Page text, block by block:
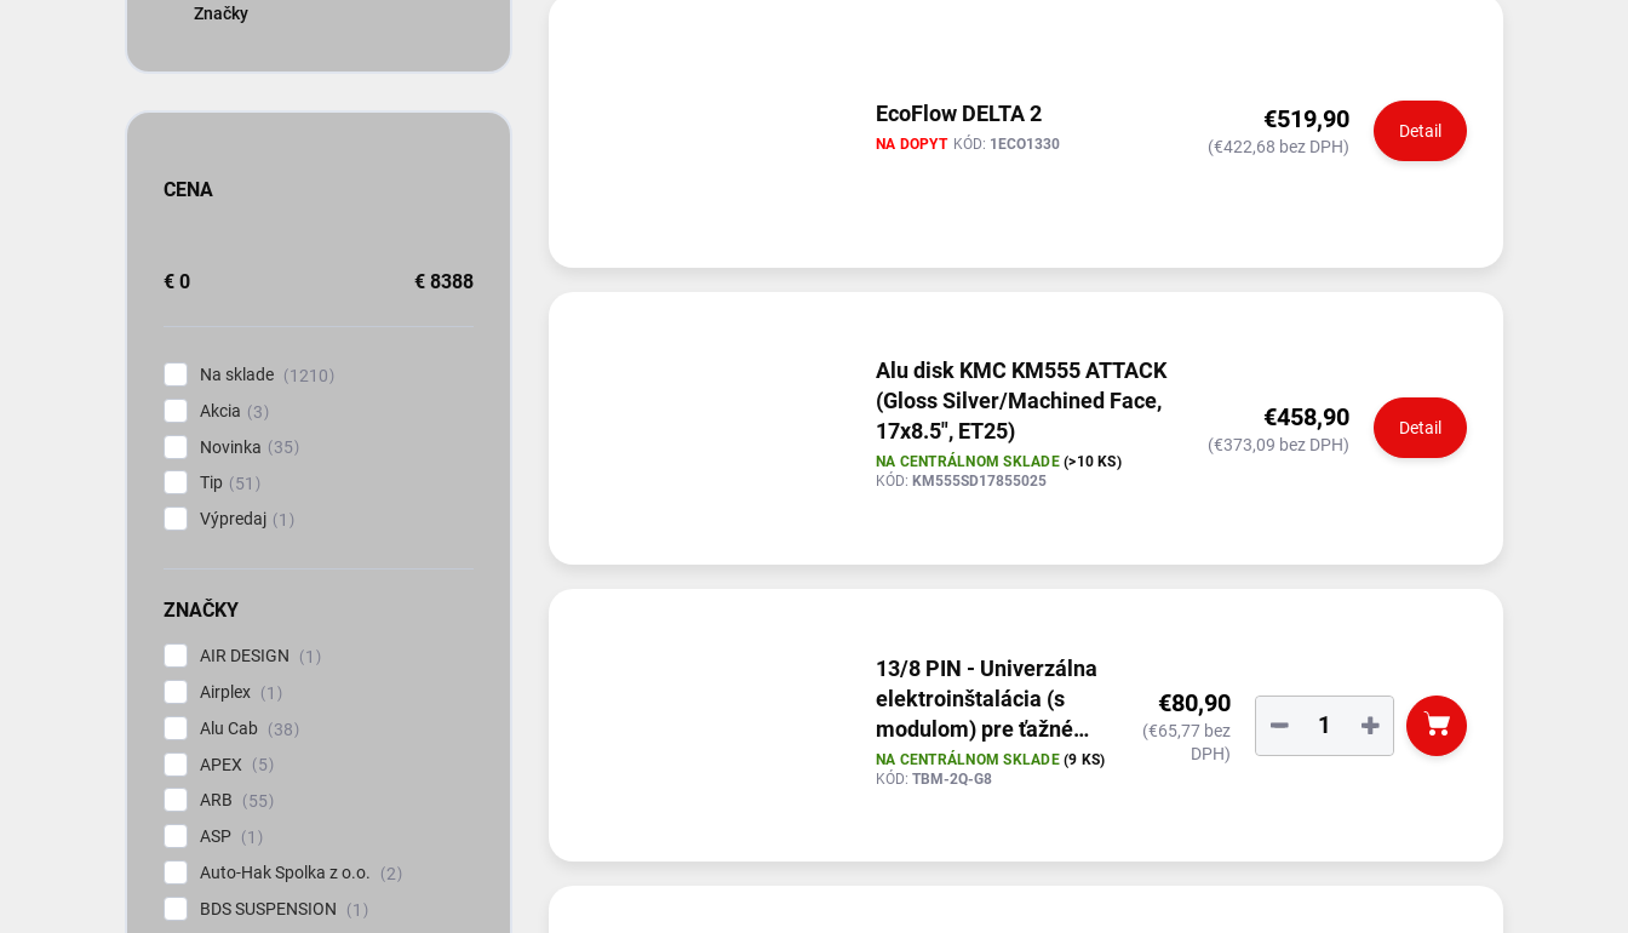
Značky
CENA
€ 0 € 8388
Na sklade
1210
Akcia
3
Novinka
35
Tip
51
Výpredaj
1
ZNAČKY
AIR DESIGN
1
Airplex
1
Alu Cab
38
APEX
5
ARB
55
ASP
1
Auto-Hak Spolka z o.o.
2
BDS SUSPENSION
1
EcoFlow DELTA 2
NA DOPYT KÓD: 1ECO1330
€519,90
(€422,68 bez DPH)
Detail
Alu disk KMC KM555 ATTACK
(Gloss Silver/Machined Face,
17x8.5", ET25)
NA CENTRÁLNOM SKLADE(>10 KS)
KÓD: KM555SD17855025
€458,90
(€373,09 bez DPH)
Detail
13/8 PIN - Univerzálna
elektroinštalácia (s
modulom) pre ťažné
zariadenia (so spiatočkou)
NA CENTRÁLNOM SKLADE(9 KS)
KÓD: TBM-2Q-G8
€80,90
(€65,77 bez
DPH)
+
−